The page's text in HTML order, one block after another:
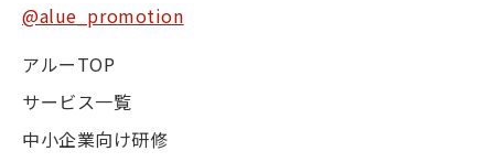
@alue_promotion
アルーTOP
サービス一覧
中小企業向け研修